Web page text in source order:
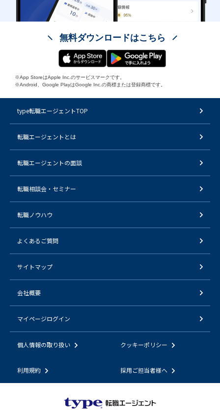
無料ダウンロードはこちら
※App StoreはApple Inc.のサービスマークです。
※Android、Google PlayはGoogle Inc.の商標または登録商標です。
type転職エージェントTOP
転職エージェントとは
転職エージェントの面談
転職相談会・セミナー
転職ノウハウ
よくあるご質問
サイトマップ
会社概要
マイページログイン
個人情報の取り扱い クッキーポリシー
利用規約 採用ご担当者様へ